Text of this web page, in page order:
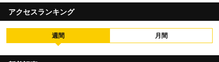
アクセスランキング
週間 月間